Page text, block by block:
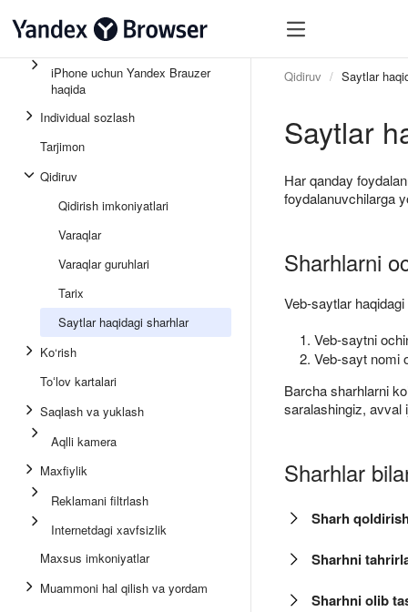
iPhone uchun Yandex Brauzer
haqida
Individual sozlash
Tarjimon
Qidiruv
Qidirish imkoniyatlari
Varaqlar
Varaqlar guruhlari
Tarix
Saytlar haqidagi sharhlar
Ko‘rish
Toʻlov kartalari
Saqlash va yuklash
Aqlli kamera
Maxfiylik
Reklamani filtrlash
Internetdagi xavfsizlik
Maxsus imkoniyatlar
Muammoni hal qilish va yordam
Qidiruv Saytlar
Saytlar
Har qanday
foydalanuvchilarga
Sharhlarni
Veb-saytlar
Veb-saytni
Veb-sayt nomi
Barcha sharhlarni
saralashingiz, avval
Sharhlar
Sharh
Sharhni
Sharhni olib